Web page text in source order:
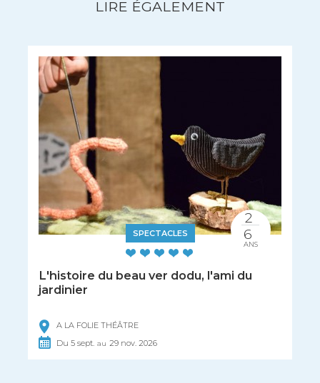
LIRE ÉGALEMENT
SPECTACLES
L'histoire du beau ver dodu, l'ami du
jardinier
A LA FOLIE THÉÂTRE
Du5sept. au 29 nov. 2026
2
6
ANS